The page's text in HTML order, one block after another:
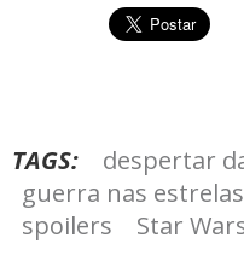
TAGS: despertar
guerra nas estrelas
spoilers
Star